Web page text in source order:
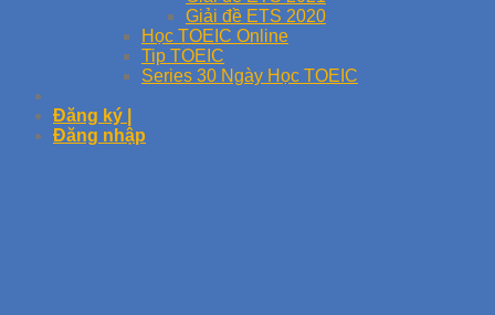
Giải đề ETS 2020
Học TOEIC Online
Tip TOEIC
Series 30 Ngày Học TOEIC
Đăng ký |
Đăng nhập